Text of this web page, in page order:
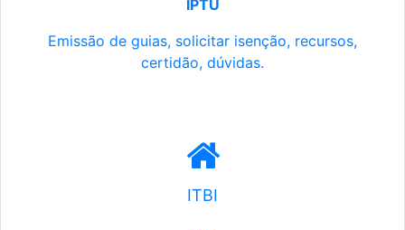
IPTU
Emissão de guias, solicitar isenção, recursos,
certidão, dúvidas.
ITBI